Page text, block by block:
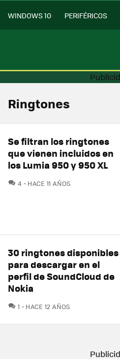
WINDOWS 10 PERIFÉRICOS
Ringtones
Se filtran los ringtones
que vienen incluidos en
los Lumia 950 y 950 XL
4 COMENTARIOS
HACE 11 AÑOS
30 ringtones disponibles
para descargar en el
perfil de SoundCloud de
Nokia
1 COMENTARIOS
HACE 12 AÑOS